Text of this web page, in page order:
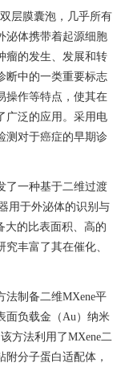
层膜囊泡，几乎所有
泌体携带着起源细胞
瘤的发生、发展和转
断中的一类重要标志
操作等特点，使其在
广泛的应用。采用电
测对于癌症的早期诊
了一种基于二维过渡
用于外泌体的识别与
大的比表面积、高的
丰富了其在催化、
法制备二维MXene平
面负载金（ Au ）纳米
方法利用了MXene二
分子蛋白适配体，